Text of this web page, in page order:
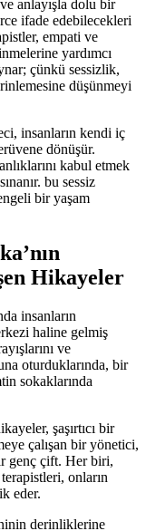
anlayışla dolu bir
ifade edebilecekleri
empati ve
yardımcı
çünkü sessizlik,
düşünmeyi
insanların kendi iç
dönüşür.
kabul etmek
bu sessiz
bir yaşam
Hikayeler
insanların
haline gelmiş
ve
oturduklarında, bir
sokaklarında
şaşırtıcı bir
çalışan bir yönetici,
genç çift. Her biri,
onların
eder.
derinliklerine